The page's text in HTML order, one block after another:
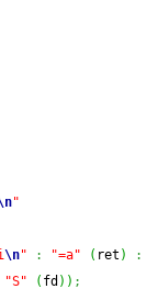
"
\n" : "=a" ( ret )
:
"S" ( fd ) ) ;